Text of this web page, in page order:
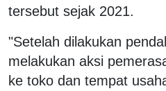
tersebut sejak 2021.
"Setelah dilakukan
melakukan aksi
ke toko dan tempat